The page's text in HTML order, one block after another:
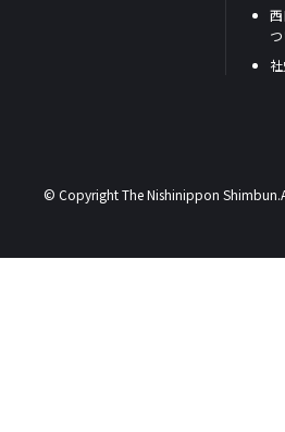
© Copyright The Nishinippon